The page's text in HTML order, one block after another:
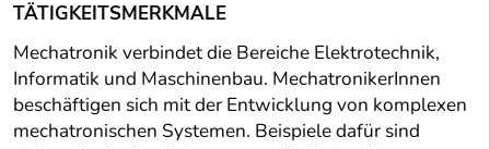
TÄTIGKEITSMERKMALE
Mechatronik verbindet die Bereiche Elektrotechnik,
Informatik und Maschinenbau. MechatronikerInnen
beschäftigen sich mit der Entwicklung von komplexen
mechatronischen Systemen. Beispiele dafür sind